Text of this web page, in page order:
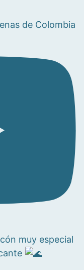
de Colombia
muy especial